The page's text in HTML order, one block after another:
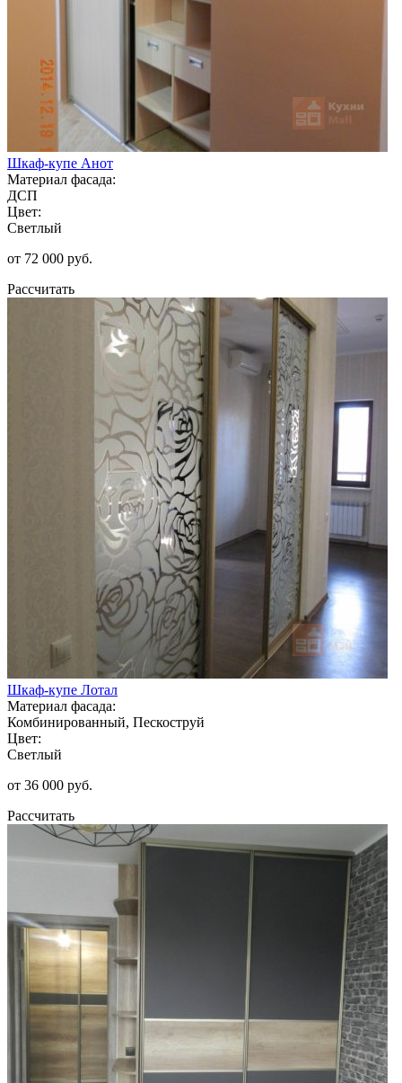
Шкаф-купе Анот
Материал фасада:
ДСП
Цвет:
Светлый
от 72 000 руб.
Рассчитать
Шкаф-купе Лотал
Материал фасада:
Комбинированный, Пескоструй
Цвет:
Светлый
от 36 000 руб.
Рассчитать